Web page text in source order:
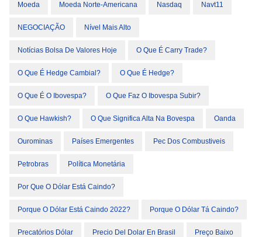
Moeda Moeda Norte-Americana Nasdaq Navt11
NEGOCIAÇÃO Nível Mais Alto
Notícias Bolsa De Valores Hoje O Que É Carry Trade?
O Que É Hedge Cambial? O Que É Hedge?
O Que É O Ibovespa? O Que Faz O Ibovespa Subir?
O Que Hawkish? O Que Significa Alta Na Bovespa Oanda
Ourominas Países Emergentes Pec Dos Combustiveis
Petrobras Política Monetária
Por Que O Dólar Está Caindo?
Porque O Dólar Está Caindo 2022? Porque O Dólar Tá Caindo?
Precatórios Dólar Precio Del Dolar En Brasil Preço Baixo